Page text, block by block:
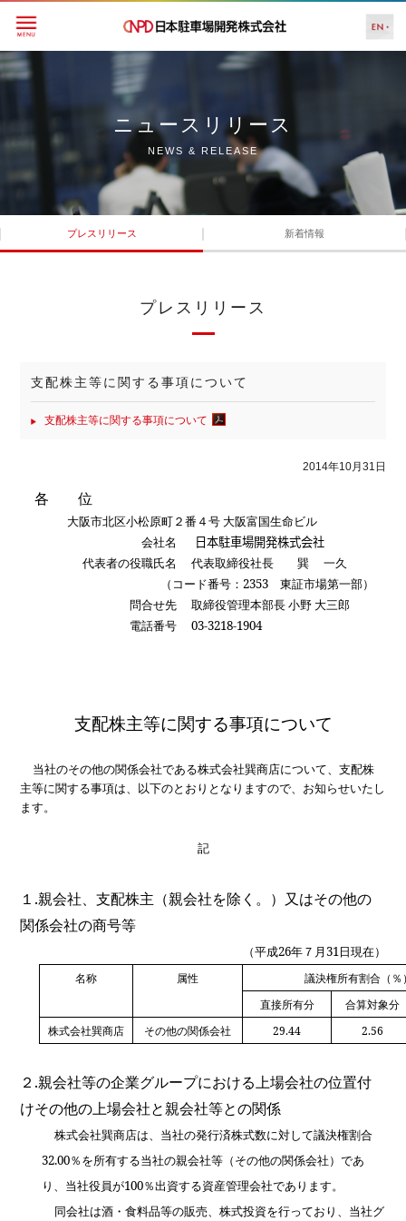
ニュースリリース
NEWS & RELEASE
プレスリリース 新着情報
プレスリリース
支配株主等に関する事項について
支配株主等に関する事項について
2014年10月31日
各 位
大阪市北区小松原町２番４号 大阪富国生命ビル
会社名
日本駐車場開発株式会社
代表者の役職氏名
代表取締役社長 巽 一久
（コード番号： 2353東証市場第一部）
問合せ先
取締役管理本部長 小野 大三郎
電話番号
03-3218-1904
支配株主等に関する事項について
当社のその他の関係会社である株式会社巽商店について、支配株
主等に関する事項は、以下のとおりとなりますので、お知らせいたし
ます。
記
１ .親会社、支配株主（親会社を除く。）又はその他の
関係会社の商号等
（平成26年７月31日現在）
名称 属性
議決権所有割合（％
直接所有分
合算対象分
株式会社巽商店
その他の関係会社 29.44 2.56
２ .親会社等の企業グループにおける上場会社の位置付
けその他の上場会社と親会社等との関係
株式会社巽商店は、当社の発行済株式数に対して議決権割合
32.00％を所有する当社の親会社等（その他の関係会社）であ
り、当社役員が100％出資する資産管理会社であります。
同会社は酒・食料品等の販売、株式投資を行っており、当社グ